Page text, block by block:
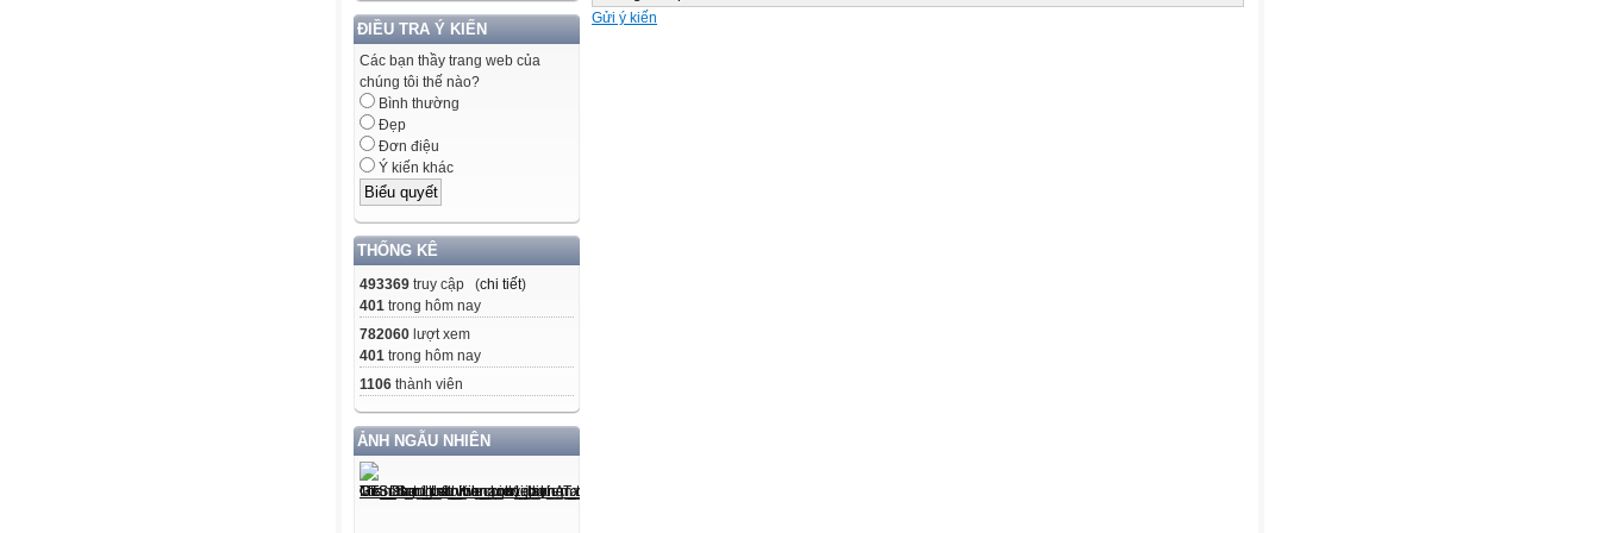
ĐIỀU TRA Ý KIẾN
Các bạn thầy trang web của
chúng tôi thế nào?
Bình thường
Đẹp
Đơn điệu
Ý kiến khác
THỐNG KÊ
493369 truy cập (chi tiết)
401 trong hôm nay
782060 lượt xem
401 trong hôm nay
1106 thành viên
ẢNH NGẪU NHIÊN
2007-2008
2008-2009
Gửi ý kiến